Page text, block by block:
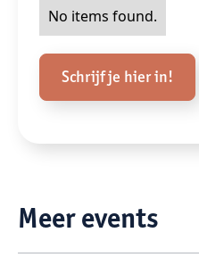
No items found.
Schrijf je hier in!
Meer events